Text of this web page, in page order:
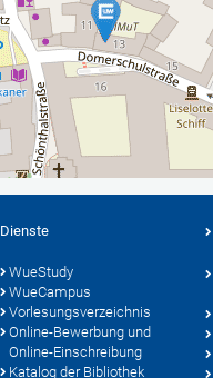
Dienste
WueStudy
WueCampus
Vorlesungsverzeichnis
Online-Bewerbung und
Online-Einschreibung
Katalog der Bibliothek